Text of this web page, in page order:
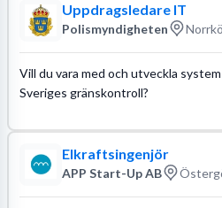
Uppdragsledare IT
Polismyndigheten
Vill du vara med och utveckla
Sveriges gränskontroll?
Elkraftsingenjör
APP Start-Up AB